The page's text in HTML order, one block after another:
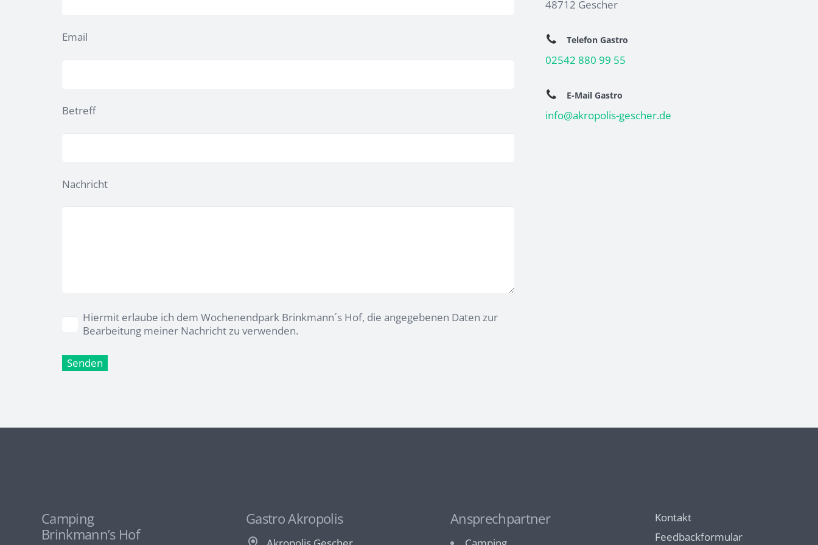
Email
Betreff
Nachricht
Hiermit erlaube ich dem Wochenendpark Brinkmann´s Hof, die angegebenen Daten zur
Bearbeitung meiner Nachricht zu verwenden.
48712 Gescher
Telefon Gastro
02542 880 99 55
E-Mail Gastro
info@akropolis-gescher.de
Camping
Brinkmann’s Hof
Gastro Akropolis Ansprechpartner
Kontakt
Feedbackformular